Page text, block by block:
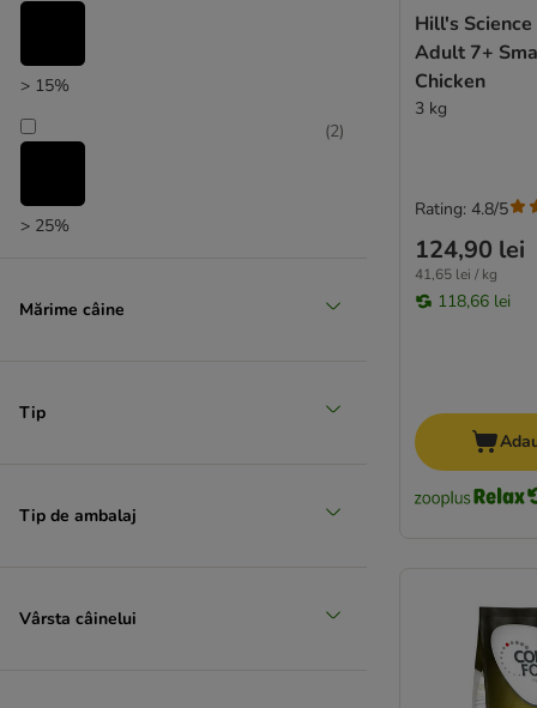
Farmina N&D
Fitmin
Fokker
Golden Eagle
Green Petfood
Herrmann's
James Wellbeloved
Barking Heads
> 15%
> 25%
(2)
Mărime câine
Tip
Tip de ambalaj
Vârsta câinelui
Hill's
Adult 7+
Chicken
3 kg
124,90 lei
41,65 lei / kg
118,66 lei
Rating: 4.8/5